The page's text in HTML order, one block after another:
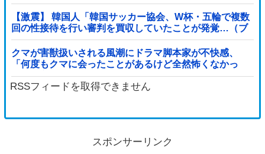
【激震】 韓国人「韓国サッカー協会、W杯・五輪で複数
回の性接待を行い審判を買収していたことが発覚…（ブ
ルブル」＝韓国の反応
クマが害獣扱いされる風潮にドラマ脚本家が不快感、
「何度もクマに会ったことがあるけど全然怖くなかっ
た」と主張しており……他
RSSフィードを取得できません
スポンサーリンク